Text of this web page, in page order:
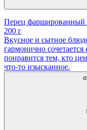
Перец фаршированный
200 г
Вкусное и сытное
гармонично
понравится тем, кто
что-то изысканное.